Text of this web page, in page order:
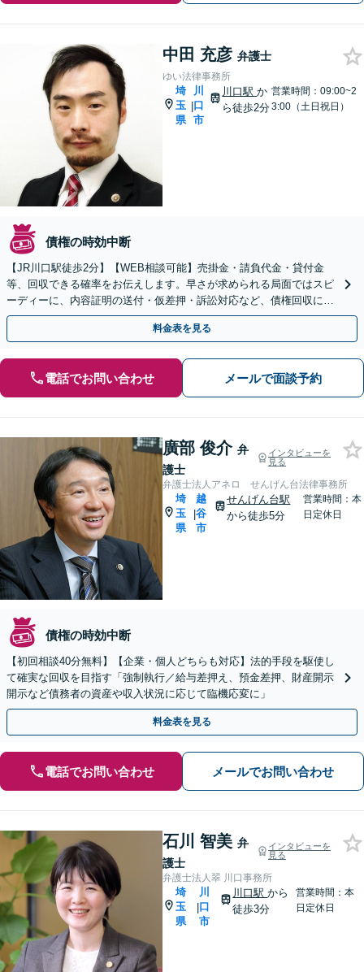
中田 充彦 弁護士
ゆい法律事務所
埼
玉
県
|
川
口
市
川口駅か
ら徒歩2分
営業時間：09:00~2
3:00（土日祝日）
債権の時効中断
【JR川口駅徒歩2分】【WEB相談可能】売掛金・請負代金・貸付金
等、回収できる確率をお伝えします。早さが求められる局面ではスピ
ーディーに、内容証明の送付・仮差押・訴訟対応など、債権回収に向
けて出来ることを着実に実行します。
料金表を見る
電話でお問い合わせ メールで面談予約
廣部 俊介 弁
護士
インタビューを
見る
弁護士法人アネロ せんげん台法律事務所
埼
玉
県
|
越
谷
市
せんげん台駅
から徒歩5分
営業時間：本
日定休日
債権の時効中断
【初回相談40分無料】【企業・個人どちらも対応】法的手段を駆使し
て確実な回収を目指す「強制執行／給与差押え、預金差押、財産開示
開示など債務者の資産や収入状況に応じて臨機応変に」
料金表を見る
電話でお問い合わせ メールでお問い合わせ
石川 智美 弁
護士
インタビューを
見る
弁護士法人翠 川口事務所
埼
玉
県
|
川
口
市
川口駅から
徒歩3分
営業時間：本
日定休日